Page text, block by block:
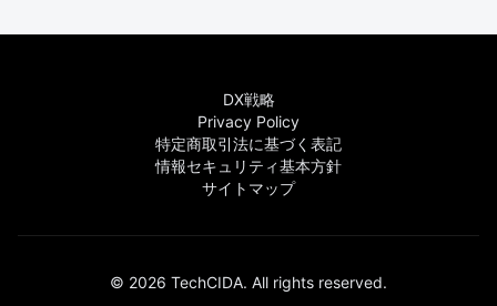
DX戦略
Privacy Policy
特定商取引法に基づく表記
情報セキュリティ基本方針
サイトマップ
© 2026 TechCIDA. All rights reserved.